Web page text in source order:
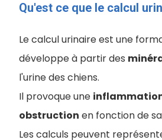
Qu'est ce que le calcul
Le calcul urinaire est une
développe à partir des
l'urine des chiens.
Il provoque une
obstruction en fonction de
Les calculs peuvent